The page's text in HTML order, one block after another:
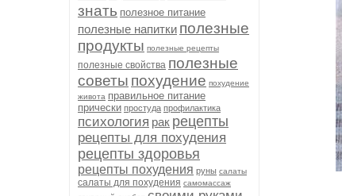
знать полезное питание
полезные напитки полезные
продукты полезные рецепты
полезные свойства полезные
советы похудение похудение
живота правильное питание
прически простуда профилактика
психология рак рецепты
рецепты для похудения
рецепты здоровья
рецепты похудения руны салаты
салаты для похудения самомассаж